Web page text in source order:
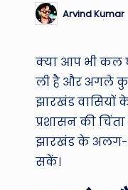
Posted
by
Arvind Kumar
क्या आप भी कल
ली है और अगले
झारखंड वासियों
प्रशासन की
झारखंड के अलग-
सकें।